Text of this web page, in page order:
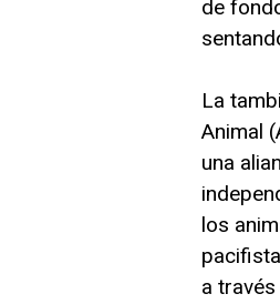
de
La
Animal
una
los
a